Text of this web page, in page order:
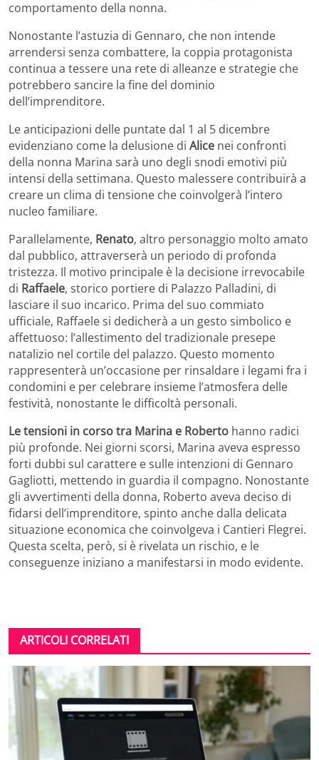
comportamento della nonna.
Nonostante l’astuzia di Gennaro, che non intende
arrendersi senza combattere, la coppia protagonista
continua a tessere una rete di alleanze e strategie che
potrebbero sancire la fine del dominio
dell’imprenditore.
Le anticipazioni delle puntate dal 1 al 5 dicembre
evidenziano come la delusione di Alice nei confronti
della nonna Marina sarà uno degli snodi emotivi più
intensi della settimana. Questo malessere contribuirà a
creare un clima di tensione che coinvolgerà l’intero
nucleo familiare.
Parallelamente, Renato, altro personaggio molto amato
dal pubblico, attraverserà un periodo di profonda
tristezza. Il motivo principale è la decisione irrevocabile
di Raffaele, storico portiere di Palazzo Palladini, di
lasciare il suo incarico. Prima del suo commiato
ufficiale, Raffaele si dedicherà a un gesto simbolico e
affettuoso: l’allestimento del tradizionale presepe
natalizio nel cortile del palazzo. Questo momento
rappresenterà un’occasione per rinsaldare i legami fra i
condomini e per celebrare insieme l’atmosfera delle
festività, nonostante le difficoltà personali.
Le tensioni in corso tra Marina e Roberto hanno radici
più profonde. Nei giorni scorsi, Marina aveva espresso
forti dubbi sul carattere e sulle intenzioni di Gennaro
Gagliotti, mettendo in guardia il compagno. Nonostante
gli avvertimenti della donna, Roberto aveva deciso di
fidarsi dell’imprenditore, spinto anche dalla delicata
situazione economica che coinvolgeva i Cantieri Flegrei.
Questa scelta, però, si è rivelata un rischio, e le
conseguenze iniziano a manifestarsi in modo evidente.
ARTICOLI CORRELATI